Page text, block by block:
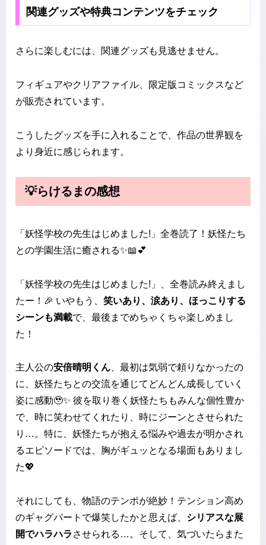
関連グッズや特典コンテンツをチェック
さらに楽しむには、関連グッズも見逃せません。
フィギュアやクリアファイル、限定版コミックスなど
が販売されています。
こうしたグッズを手に入れることで、作品の世界観を
より身近に感じられます。
💡らけるまの感想
「妖怪学校の先生はじめました!」全巻読了！妖怪たち
との学園生活に癒される✨📖💕
「妖怪学校の先生はじめました!」、全巻読み終えまし
たー！🎉 いやもう、 笑いあり、涙あり、ほっこりする
シーンも満載で、最後までめちゃくちゃ楽しめまし
た！
主人公の安倍晴明くん、最初は気弱で頼りなかったの
に、妖怪たちとの交流を通じてどんどん成長していく
姿に感動🥹✨ 彼を取り巻く妖怪たちもみんな個性豊か
で、時に笑わせてくれたり、時にジーンとさせられた
り…。特に、妖怪たちが抱える悩みや過去が明かされ
るエピソードでは、胸がギュッとなる場面もありまし
た💖
それにしても、物語のテンポが絶妙！テンション高め
のギャグパートで爆笑したかと思えば、 シリアスな展
開でハラハラ させられる…。そして、気づいたらまた